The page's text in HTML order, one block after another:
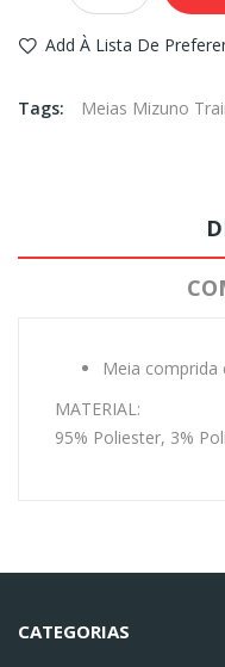
Add À Lista De
Tags: Meias Mizuno
Meia comprida
MATERIAL:
95% Poliester, 3%
CATEGORIAS